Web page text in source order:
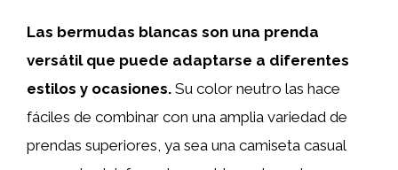
Las bermudas blancas son una prenda
versátil que puede adaptarse a diferentes
estilos y ocasiones. Su color neutro las hace
fáciles de combinar con una amplia variedad de
prendas superiores, ya sea una camiseta casual